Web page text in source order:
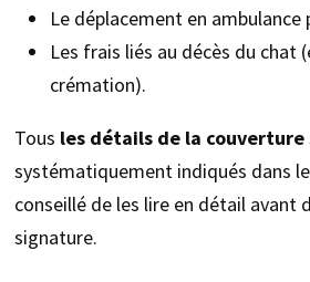
Le déplacement en ambulance
Les frais liés au décès du chat
crémation).
Tous les détails de la couverture
systématiquement indiqués dans
conseillé de les lire en détail avant
signature.